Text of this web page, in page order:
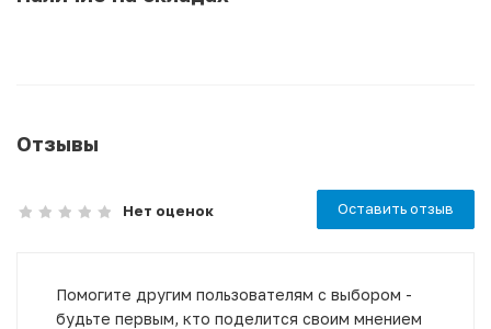
Отзывы
Нет оценок Оставить отзыв
Помогите другим пользователям с выбором -
будьте первым, кто поделится своим мнением